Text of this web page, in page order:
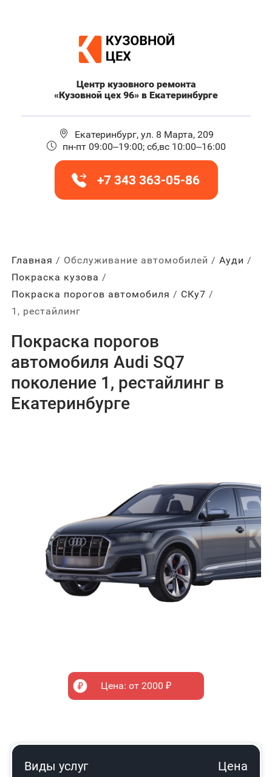
Центр кузовного ремонта
«Кузовной цех 96» в Екатеринбурге
Екатеринбург, ул. 8 Марта, 209
пн-пт 09:00–19:00; сб,вс 10:00–16:00
+7 343 363-05-86
Главная Обслуживание автомобилей
Ауди
Покраска кузова
Покраска порогов автомобиля
СКу7
1, рестайлинг
Покраска порогов
автомобиля Audi SQ7
поколение 1, рестайлинг в
Екатеринбурге
Цена: от 2000 ₽
Виды услуг Цена